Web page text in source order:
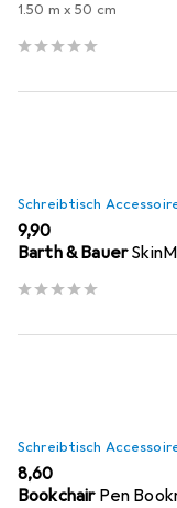
1.50 m x 50 cm
Schreibtisch
EUR
9,90
Barth & Bauer
Schreibtisch
EUR
8,60
Bookchair Pen